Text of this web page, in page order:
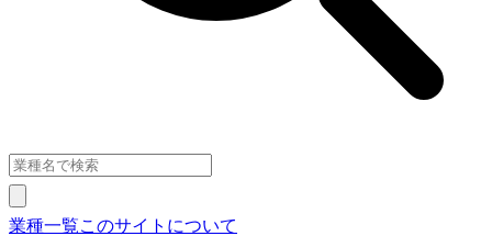
業種一覧このサイトについて